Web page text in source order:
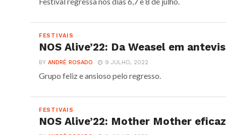
FESTIVAIS
NOS Alive’22: Da Weasel em
BY ANDRÉ ROSADO 9 JULHO, 2022
Grupo feliz e ansioso pelo regresso.
FESTIVAIS
NOS Alive’22: Mother Mother